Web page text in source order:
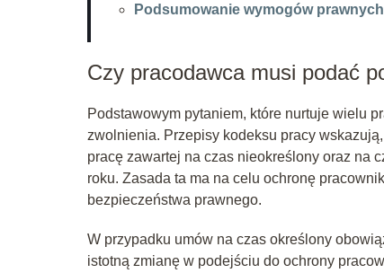
Podsumowanie wymogów
Czy pracodawca musi podać
Podstawowym pytaniem, które nurtuje wielu
zwolnienia. Przepisy kodeksu pracy
pracę zawartej na czas nieokreślony oraz na
roku. Zasada ta ma na celu ochronę
bezpieczeństwa prawnego.
W przypadku umów na czas określony
istotną zmianę w podejściu do ochrony